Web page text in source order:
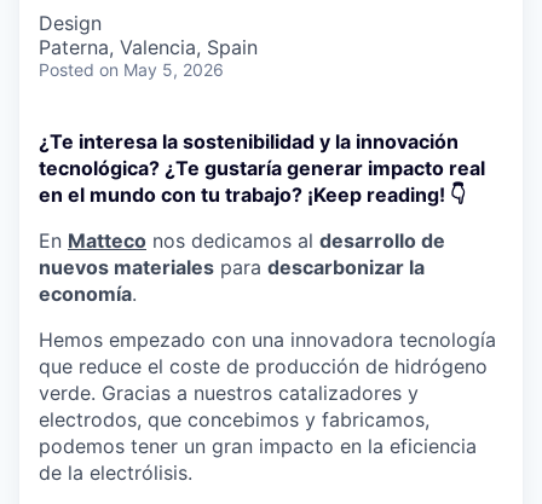
Design
Paterna, Valencia, Spain
Posted on May 5, 2026
¿Te interesa la sostenibilidad y la innovación
tecnológica? ¿Te gustaría generar impacto real
en el mundo con tu trabajo? ¡Keep reading! 👇
En Matteco nos dedicamos al desarrollo de
nuevos materiales para descarbonizar la
economía.
Hemos empezado con una innovadora tecnología
que reduce el coste de producción de hidrógeno
verde. Gracias a nuestros catalizadores y
electrodos, que concebimos y fabricamos,
podemos tener un gran impacto en la eficiencia
de la electrólisis.